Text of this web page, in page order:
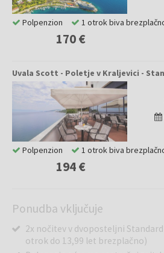
170 €
Polpenzion 1 otrok biva
Uvala Scott - Poletje v Kraljevici -
194 €
Polpenzion 1 otrok biva
Ponudba vključuje
2x nočitev v dvoposteljni
otrok do 13,99 let brezplačno)